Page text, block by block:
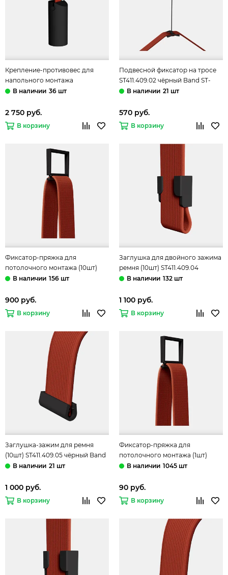
Крепление-противовес для
напольного монтажа
ST411.409.01 чёрный Band ST-
36 шт
2 750 руб.
В корзину
Подвесной фиксатор на тросе
ST411.409.02 чёрный Band ST-
Luce
21 шт
570 руб.
В корзину
Фиксатор-пряжка для
потолочного монтажа (10шт)
ST411.409.03 чёрный Band ST-
156 шт
900 руб.
В корзину
Заглушка для двойного зажима
ремня (10шт) ST411.409.04
чёрный Band ST-Luce
132 шт
1 100 руб.
В корзину
Заглушка-зажим для ремня
(10шт) ST411.409.05 чёрный Band
ST-Luce
21 шт
1 000 руб.
В корзину
Фиксатор-пряжка для
потолочного монтажа (1шт)
ST411.419.03 чёрный Band ST-
1045 шт
90 руб.
В корзину